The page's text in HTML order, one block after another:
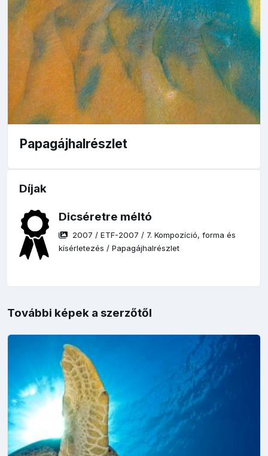
Papagájhalrészlet
Díjak
Dicséretre méltó
2007 /ETF-2007 / 7. Kompozíció, forma és
kísérletezés /Papagájhalrészlet
További képek a szerzőtől